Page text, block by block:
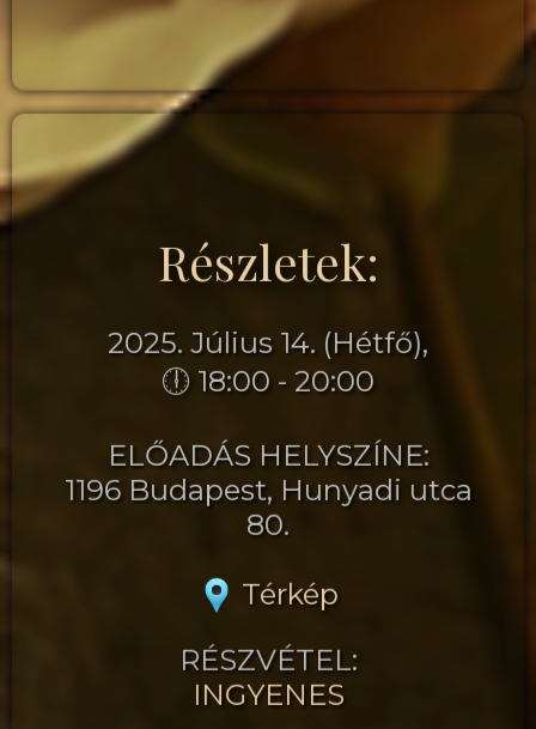
Részletek:
2025. Július 14. (Hétfő),
🕕 18:00 - 20:00
ELŐADÁS HELYSZÍNE:
1196 Budapest, Hunyadi utca
80.
Térkép
RÉSZVÉTEL:
INGYENES